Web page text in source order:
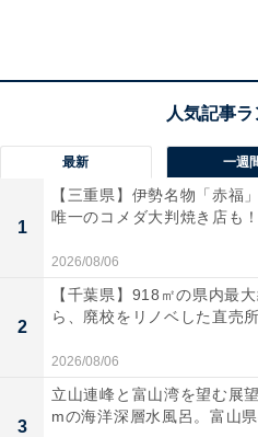
最新 一週
1
【三重県】伊勢名物「赤福
唯一のコメダ大判焼き店も
2026/08/06
2
【千葉県】918㎡の県内最
ら、廃校をリノベした直売
2026/08/06
3
立山連峰と富山湾を望む展
mの海洋深層水風呂。富山